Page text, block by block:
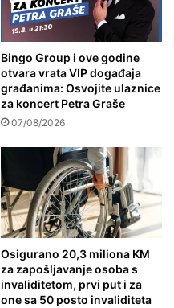
Bingo Group i ove godine
otvara vrata VIP događaja
građanima: Osvojite ulaznice
za koncert Petra Graše
07/08/2026
Osigurano 20,3 miliona KM
za zapošljavanje osoba s
invaliditetom, prvi put i za
one sa 50 posto invaliditeta